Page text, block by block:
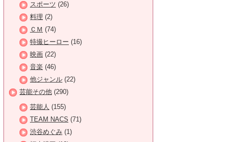
スポーツ (26)
料理 (2)
ＣＭ (74)
特撮ヒーロー (16)
映画 (22)
音楽 (46)
他ジャンル (22)
芸能その他 (290)
芸能人 (155)
TEAM NACS (71)
渋谷めぐみ (1)